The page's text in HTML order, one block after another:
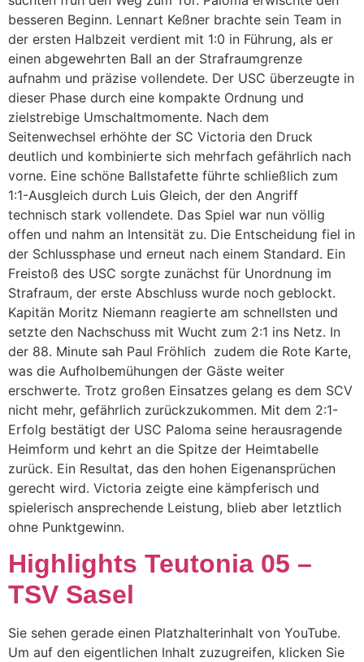
besseren Beginn. Lennart Keßner brachte sein Team in
der ersten Halbzeit verdient mit 1:0 in Führung, als er
einen abgewehrten Ball an der Strafraumgrenze
aufnahm und präzise vollendete. Der USC überzeugte in
dieser Phase durch eine kompakte Ordnung und
zielstrebige Umschaltmomente. Nach dem
Seitenwechsel erhöhte der SC Victoria den Druck
deutlich und kombinierte sich mehrfach gefährlich nach
vorne. Eine schöne Ballstafette führte schließlich zum
1:1-Ausgleich durch Luis Gleich, der den Angriff
technisch stark vollendete. Das Spiel war nun völlig
offen und nahm an Intensität zu. Die Entscheidung fiel in
der Schlussphase und erneut nach einem Standard. Ein
Freistoß des USC sorgte zunächst für Unordnung im
Strafraum, der erste Abschluss wurde noch geblockt.
Kapitän Moritz Niemann reagierte am schnellsten und
setzte den Nachschuss mit Wucht zum 2:1 ins Netz. In
der 88. Minute sah Paul Fröhlich zudem die Rote Karte,
was die Aufholbemühungen der Gäste weiter
erschwerte. Trotz großen Einsatzes gelang es dem SCV
nicht mehr, gefährlich zurückzukommen. Mit dem 2:1-
Erfolg bestätigt der USC Paloma seine herausragende
Heimform und kehrt an die Spitze der Heimtabelle
zurück. Ein Resultat, das den hohen Eigenansprüchen
gerecht wird. Victoria zeigte eine kämpferisch und
spielerisch ansprechende Leistung, blieb aber letztlich
ohne Punktgewinn.
Highlights Teutonia 05 –
TSV Sasel
Sie sehen gerade einen Platzhalterinhalt von YouTube.
Um auf den eigentlichen Inhalt zuzugreifen, klicken Sie